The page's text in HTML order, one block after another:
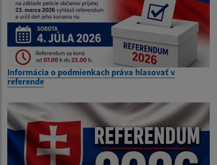
Informácia o podmienkach práva hlasovať v
referende